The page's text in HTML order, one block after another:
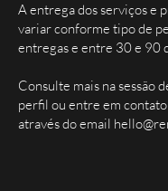
A entrega dos serviços e
variar conforme tipo de
entregas e entre 30 e 90
Consulte mais na sessão
perfil ou entre em
através do email